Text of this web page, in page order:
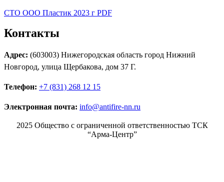
СТО ООО Пластик 2023 г PDF
Контакты
Адрес: (603003) Нижегородская область город Нижний
Новгород, улица Щербакова, дом 37 Г.
Телефон: +7 (831) 268 12 15
Электронная почта: info@antifire-nn.ru
2025 Общество с ограниченной ответственностью ТСК
“Арма-Центр”